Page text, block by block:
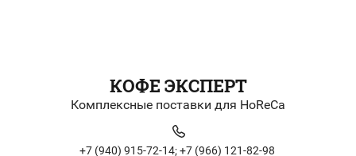
КОФЕ ЭКСПЕРТ
Комплексные поставки для HoReCa
+7 (940) 915-72-14; +7 (966) 121-82-98